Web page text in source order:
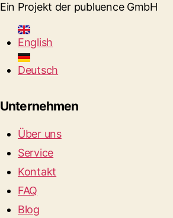
Ein Projekt der publuence GmbH
English
Deutsch
Unternehmen
Über uns
Service
Kontakt
FAQ
Blog